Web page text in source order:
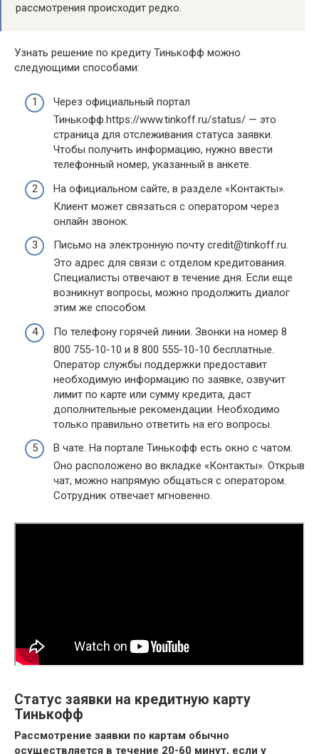
рассмотрения происходит редко.
Узнать решение по кредиту Тинькофф можно
следующими способами:
Через официальный портал
Тинькофф.https://www.tinkoff.ru/status/ — это
страница для отслеживания статуса заявки.
Чтобы получить информацию, нужно ввести
телефонный номер, указанный в анкете.
На официальном сайте, в разделе «Контакты».
Клиент может связаться с оператором через
онлайн звонок.
Письмо на электронную почту credit@tinkoff.ru.
Это адрес для связи с отделом кредитования.
Специалисты отвечают в течение дня. Если еще
возникнут вопросы, можно продолжить диалог
этим же способом.
По телефону горячей линии. Звонки на номер 8
800 755-10-10 и 8 800 555-10-10 бесплатные.
Оператор службы поддержки предоставит
необходимую информацию по заявке, озвучит
лимит по карте или сумму кредита, даст
дополнительные рекомендации. Необходимо
только правильно ответить на его вопросы.
В чате. На портале Тинькофф есть окно с чатом.
Оно расположено во вкладке «Контакты». Открыв
чат, можно напрямую общаться с оператором.
Сотрудник отвечает мгновенно.
Статус заявки на кредитную карту
Тинькофф
Рассмотрение заявки по картам обычно
осуществляется в течение 20-60 минут, если у